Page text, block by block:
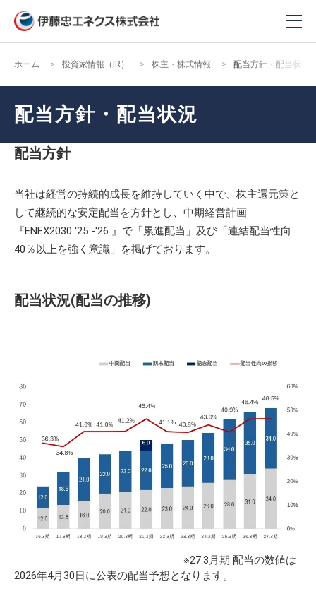
ホーム 投資家情報（IR） 株主・株式情報 配当方針・配当状況
配当方針・配当状況
配当方針
当社は経営の持続的成長を維持していく中で、株主還元策と
して継続的な安定配当を方針とし、中期経営計画
『ENEX2030 '25 -'26 』で「累進配当」及び「連結配当性向
40％以上を強く意識」を掲げております。
配当状況(配当の推移)
※27.3月期 配当の数値は
2026年4月30日に公表の配当予想となります。